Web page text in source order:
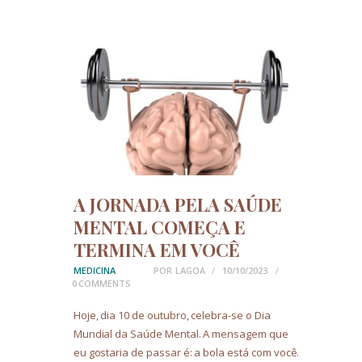
CONTATO
ÁREA DE MEMBROS
A JORNADA PELA SAÚDE
MENTAL COMEÇA E
TERMINA EM VOCÊ
MEDICINA POR LAGOA
10/10/2023
0 COMMENTS
Hoje, dia 10 de outubro, celebra-se o Dia
Mundial da Saúde Mental. A mensagem que
eu gostaria de passar é: a bola está com você.